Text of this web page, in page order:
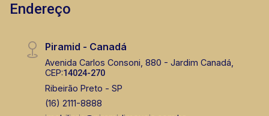
Endereço
Piramid - Canadá
Avenida Carlos Consoni, 880 - Jardim Canadá,
CEP:14024-270
Ribeirão Preto - SP
(16) 2111-8888